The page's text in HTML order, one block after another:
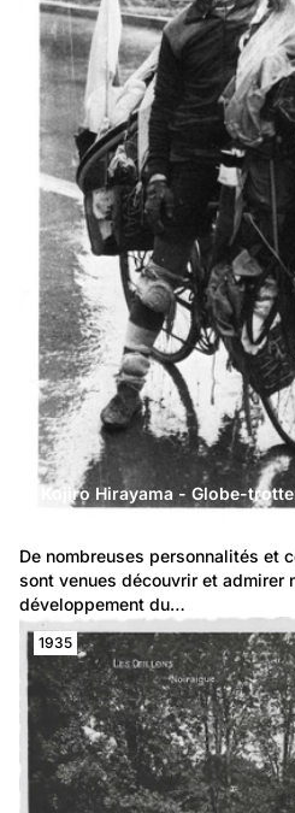
Kojiro Hirayama - Globe-
De nombreuses personnalités et
sont venues découvrir et admirer
développement du…
1935